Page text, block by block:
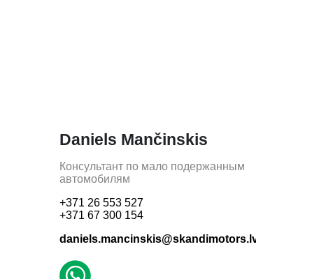
Daniels Mančinskis
Консультант по мало подержанным
автомобилям
+371 26 553 527
+371 67 300 154
daniels.mancinskis@skandimotors.lv